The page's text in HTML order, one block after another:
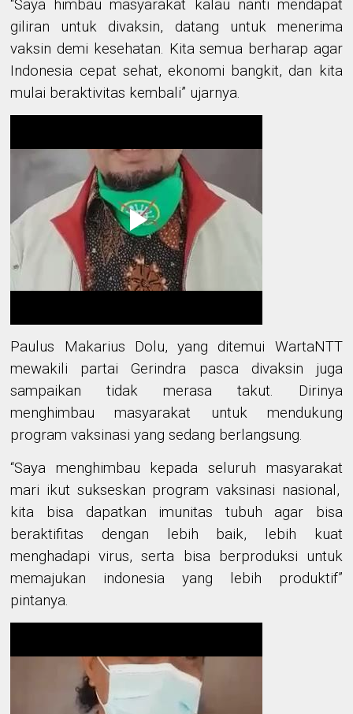
“Saya himbau masyarakat kalau nanti mendapat
giliran untuk divaksin, datang untuk menerima
vaksin demi kesehatan. Kita semua berharap agar
Indonesia cepat sehat, ekonomi bangkit, dan kita
mulai beraktivitas kembali” ujarnya.
Paulus Makarius Dolu,yang ditemui WartaNTT
mewakili partai Gerindra pasca divaksin juga
sampaikan tidak merasa takut. Dirinya
menghimbau masyarakat untuk mendukung
program vaksinasi yang sedang berlangsung.
“Saya menghimbau kepadaseluruh masyarakat
mari ikut sukseskan program vaksinasi nasional ,
kita
bisa dapatkan imunitas tubuh agar bisa
beraktifitas dengan lebih baik, lebih kuat
menghadapi virus, serta bisa berproduksi untuk
memajukan indonesia yang lebih produktif”
pintanya.